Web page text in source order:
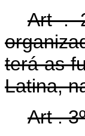
Art .
terá as
Latina,
Art .